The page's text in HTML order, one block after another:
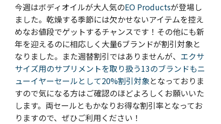
今週はボディオイルが大人気のEO Productsが登場し
ました。乾燥する季節には欠かせないアイテムを控え
めなお値段でゲットするチャンスです！その他にも新
年を迎えるのに相応しく大量6ブランドが割引対象と
なりました。また週替割引ではありませんが、 エクサ
サイズ用のサプリメントを取り扱う13のブランドもニ
ューイヤーセールとして20%割引対象となっておりま
すので気になる方はご確認のほどよろしくお願いいた
します。両セールともかなりお得な割引率となってお
りますので、ぜひご利用ください！